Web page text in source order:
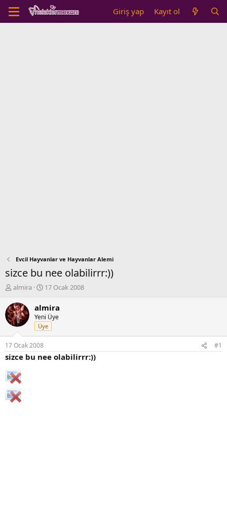
Giriş yap Kayıt ol
Evcil Hayvanlar ve Hayvanlar Alemi
sizce bu nee olabilirrr:))
K
n
b
u
y
u
b
a
ş
l
a
t
almira
B
ş
l
a
n
ı
ç
17 Ocak 2008
almira
Yeni Üye
Üye
17 Ocak 2008 #1
sizce bu nee olabilirrr:))